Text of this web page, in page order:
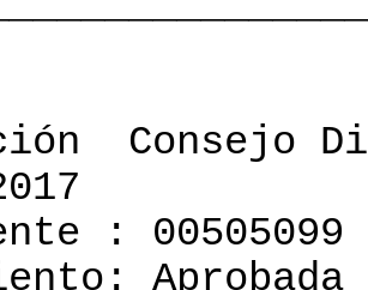
Consejo
: 00505099
Aprobada